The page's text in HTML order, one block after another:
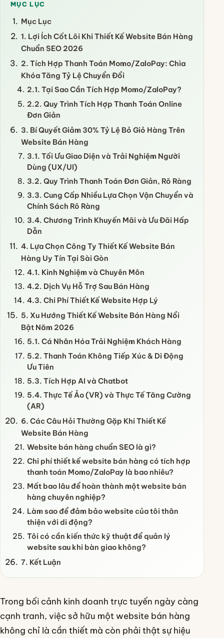
MỤC LỤC
Mục Lục
1. Lợi Ích Cốt Lõi Khi Thiết Kế Website Bán Hàng
Chuẩn SEO 2026
2. Tích Hợp Thanh Toán Momo/ZaloPay: Chìa
Khóa Tăng Tỷ Lệ Chuyển Đổi
2.1. Tại Sao Cần Tích Hợp Momo/ZaloPay?
2.2. Quy Trình Tích Hợp Thanh Toán Online
Đơn Giản
3. Bí Quyết Giảm 30% Tỷ Lệ Bỏ Giỏ Hàng Trên
Website Bán Hàng
3.1. Tối Ưu Giao Diện và Trải Nghiệm Người
Dùng (UX/UI)
3.2. Quy Trình Thanh Toán Đơn Giản, Rõ Ràng
3.3. Cung Cấp Nhiều Lựa Chọn Vận Chuyển và
Chính Sách Rõ Ràng
3.4. Chương Trình Khuyến Mãi và Ưu Đãi Hấp
Dẫn
4. Lựa Chọn Công Ty Thiết Kế Website Bán
Hàng Uy Tín Tại Sài Gòn
4.1. Kinh Nghiệm và Chuyên Môn
4.2. Dịch Vụ Hỗ Trợ Sau Bán Hàng
4.3. Chi Phí Thiết Kế Website Hợp Lý
5. Xu Hướng Thiết Kế Website Bán Hàng Nổi
Bật Năm 2026
5.1. Cá Nhân Hóa Trải Nghiệm Khách Hàng
5.2. Thanh Toán Không Tiếp Xúc & Di Động
Ưu Tiên
5.3. Tích Hợp AI và Chatbot
5.4. Thực Tế Ảo (VR) và Thực Tế Tăng Cường
(AR)
6. Các Câu Hỏi Thường Gặp Khi Thiết Kế
Website Bán Hàng
Website bán hàng chuẩn SEO là gì?
Chi phí thiết kế website bán hàng có tích hợp
thanh toán Momo/ZaloPay là bao nhiêu?
Mất bao lâu để hoàn thành một website bán
hàng chuyên nghiệp?
Làm sao để đảm bảo website của tôi thân
thiện với di động?
Tôi có cần kiến thức kỹ thuật để quản lý
website sau khi bàn giao không?
7. Kết Luận
Trong bối cảnh kinh doanh trực tuyến ngày càng
cạnh tranh, việc sở hữu một website bán hàng
không chỉ là cần thiết mà còn phải thật sự hiệu